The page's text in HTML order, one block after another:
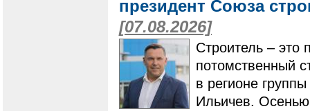
президент Союза
[07.08.2026]
Строитель – это
потомственный
в регионе
Ильичев.